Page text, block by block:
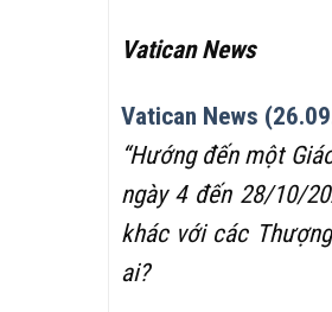
Vatican News
Vatican News
“Hướng đến một
ngày 4 đến 28/10/
khác với các
ai?